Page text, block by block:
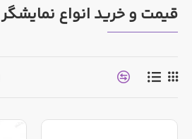
قیمت و خرید انواع نمایشگر LCD و OLED